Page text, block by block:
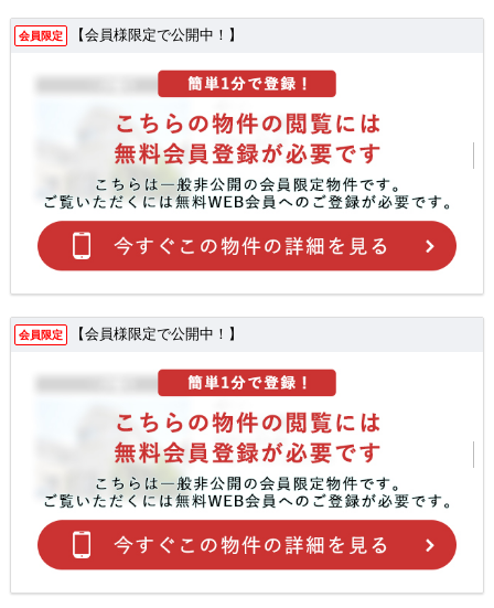
会員限定 【会員様限定で公開中！】
会員限定 【会員様限定で公開中！】